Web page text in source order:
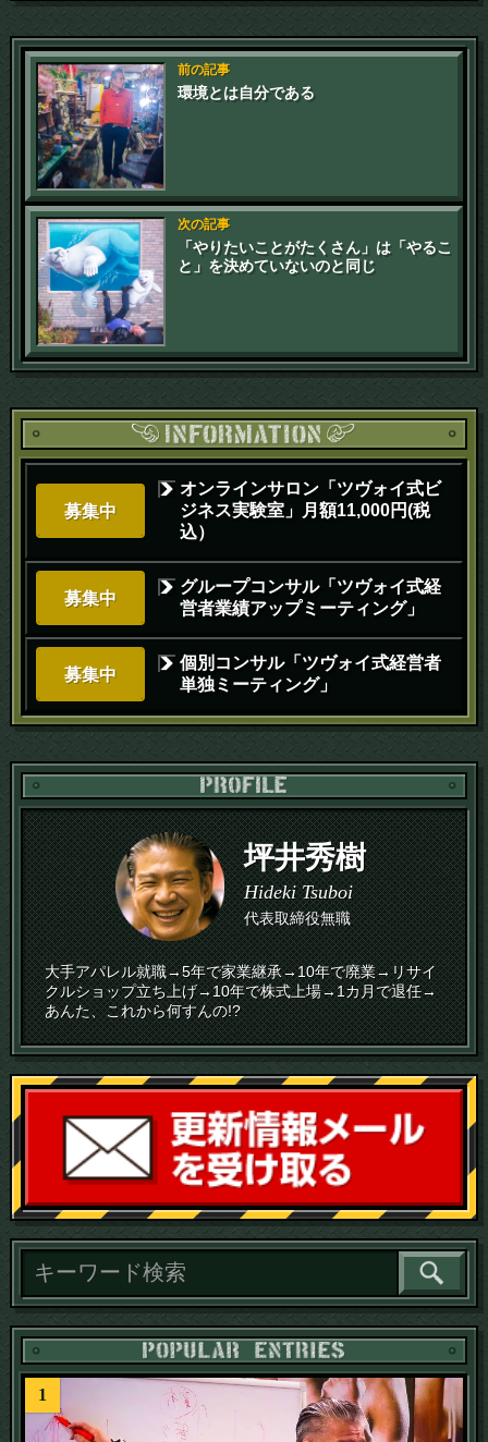
前の記事
環境とは自分である
次の記事
「やりたいことがたくさん」は「やるこ
と」を決めていないのと同じ
募集中
オンラインサロン「ツヴォイ式ビ
ジネス実験室」月額11,000円(税
込）
募集中
グループコンサル「ツヴォイ式経
営者業績アップミーティング」
募集中
個別コンサル「ツヴォイ式経営者
単独ミーティング」
坪井秀樹
Hideki Tsuboi
代表取締役無職
大手アパレル就職→5年で家業継承→10年で廃業→リサイ
クルショップ立ち上げ→10年で株式上場→1カ月で退任→
あんた、これから何すんの!?
読
1